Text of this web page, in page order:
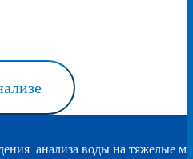
анализа воды на тяжелые